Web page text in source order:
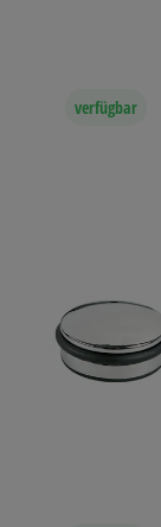
verfügbar